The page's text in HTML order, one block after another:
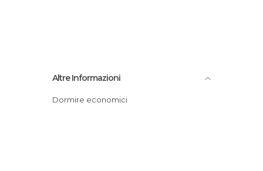
Altre Informazioni
Dormire economici